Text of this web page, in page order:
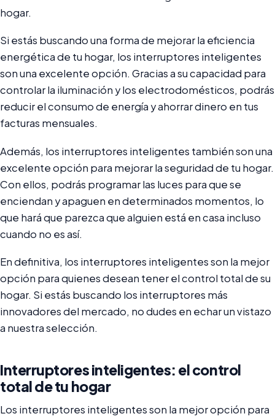
hogar.
Si estás buscando una forma de mejorar la eficiencia
energética de tu hogar, los interruptores inteligentes
son una excelente opción. Gracias a su capacidad para
controlar la iluminación y los electrodomésticos, podrás
reducir el consumo de energía y ahorrar dinero en tus
facturas mensuales.
Además, los interruptores inteligentes también son una
excelente opción para mejorar la seguridad de tu hogar.
Con ellos, podrás programar las luces para que se
enciendan y apaguen en determinados momentos, lo
que hará que parezca que alguien está en casa incluso
cuando no es así.
En definitiva, los interruptores inteligentes son la mejor
opción para quienes desean tener el control total de su
hogar. Si estás buscando los interruptores más
innovadores del mercado, no dudes en echar un vistazo
a nuestra selección.
Interruptores inteligentes: el control
total de tu hogar
Los interruptores inteligentes son la mejor opción para